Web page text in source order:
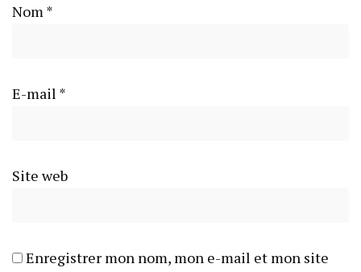
Nom *
E-mail *
Site web
Enregistrer mon nom, mon e-mail et mon site